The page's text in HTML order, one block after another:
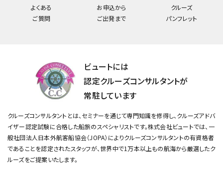
よくある
ご質問
お申込から
ご出発まで
クルーズ
パンフレット
ビュートには
認定クルーズコンサルタントが
常駐しています
クルーズコンサルタントとは、セミナーを通じて専門知識を修得し、クルーズアドバ
イザー認定試験に合格した船旅のスペシャリストです。株式会社ビュートでは、一
般社団法人日本外航客船協会（JOPA）によりクルーズコンサルタントの有資格者
であることを認定されたスタッフが、世界中で1万本以上もの航海から厳選したク
ルーズをご提案いたします。